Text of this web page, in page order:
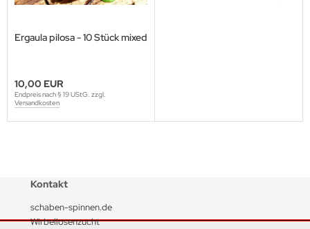
Ergaula pilosa - 10 Stück mixed
10,00 EUR
Endpreis nach § 19 UStG. zzgl.
Versandkosten
Kontakt
schaben-spinnen.de
Wirbellosenzucht